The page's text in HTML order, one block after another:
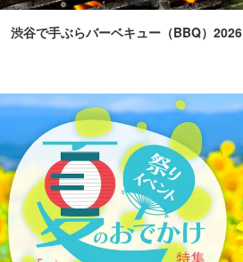
渋谷で手ぶらバーベキュー（BBQ）2026